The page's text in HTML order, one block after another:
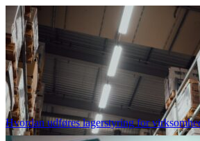
Hvordan udføres lagerstyring for